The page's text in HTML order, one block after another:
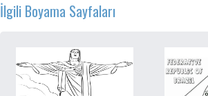
İlgili Boyama Sayfaları